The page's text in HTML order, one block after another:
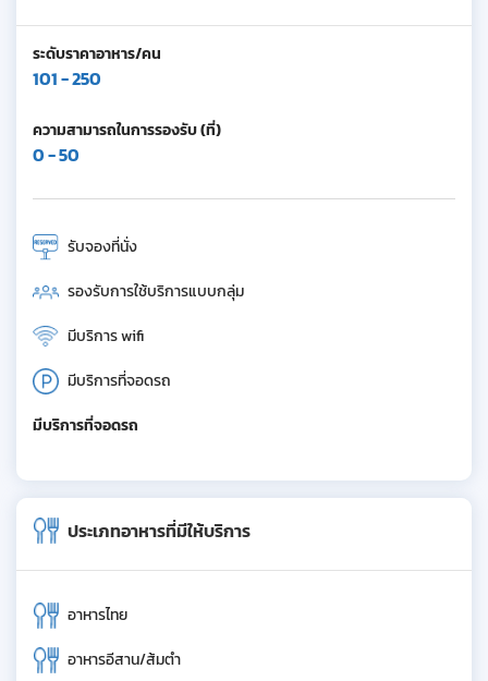
ระดับราคาอาหาร/คน
101 - 250
ความสามารถในการรองรับ (ที่)
0 - 50
รับจองที่นั่ง
รองรับการใช้บริการแบบกลุ่ม
มีบริการ wifi
มีบริการที่จอดรถ
มีบริการที่จอดรถ
ประเภทอาหารที่มีให้บริการ
อาหารไทย
อาหารอีสาน/ส้มตำ